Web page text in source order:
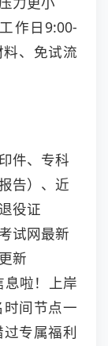
作日9:00-
、免试流
件、专科
告）、近
役证
试网最新
新
息啦！上岸
间节点一
专属福利